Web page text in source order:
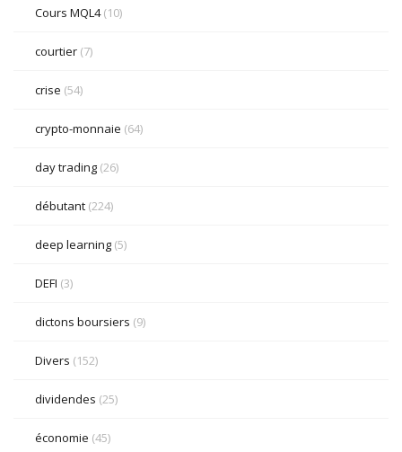
Cours MQL4(10)
courtier (7)
crise (54)
crypto-monnaie (64)
day trading (26)
débutant (224)
deep learning (5)
DEFI (3)
dictons boursiers (9)
Divers (152)
dividendes (25)
économie (45)